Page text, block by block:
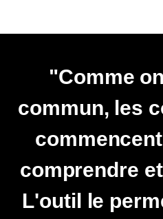
"Comme
commun, les
comprendre
L'outil le